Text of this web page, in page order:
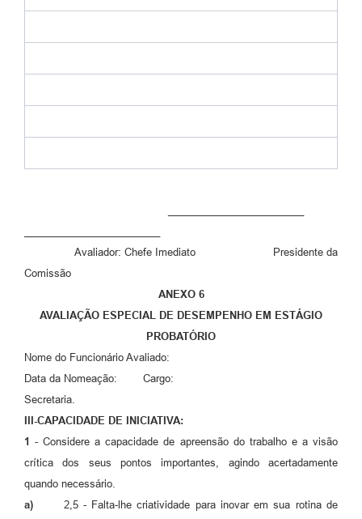
Avaliador: Chefe Imediato Presidente da
Comissão
ANEXO 6
AVALIAÇÃO ESPECIAL DE DESEMPENHO EM ESTÁGIO
PROBATÓRIO
Nome do Funcionário Avaliado:
Data da Nomeação: Cargo:
Secretaria.
III-CAPACIDADE DE INICIATIVA:
1 - Considere a capacidade de apreensão do trabalho e a visão
crítica dos seus pontos importantes, agindo acertadamente
quando necessário.
a) 2,5 - Falta-lhe criatividade para inovar em sua rotina de